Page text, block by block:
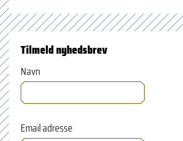
Tilmeld nyhedsbrev
Navn
Email adresse